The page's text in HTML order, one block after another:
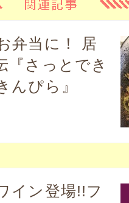
弁当に！ 居
『さっとでき
んぴら』
イン登場!!フ